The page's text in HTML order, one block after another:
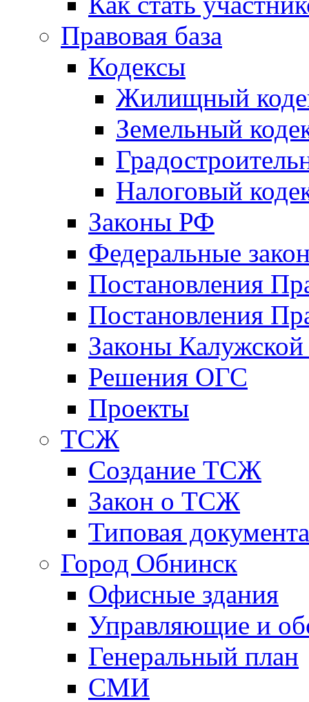
Правовая база
Кодексы
Жилищный
Земельный
Налоговый
Законы РФ
Федеральные
Постановления
Постановления
Законы Калужской
Решения ОГС
Проекты
ТСЖ
Создание ТСЖ
Закон о ТСЖ
Типовая
Город Обнинск
Офисные здания
Управляющие и
Генеральный план
СМИ